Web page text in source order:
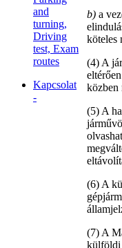
b) a
köteles
(4) A
közben
(5) A
(6) A
(7) A
külföldi
and
turning,
Driving
test, Exam
routes
Kapcsolat
-